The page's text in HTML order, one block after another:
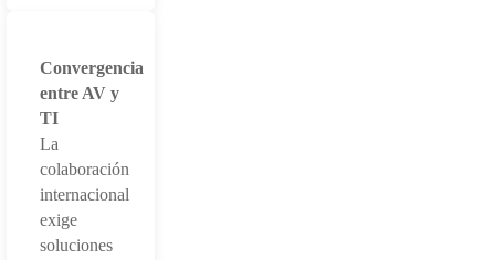
Convergencia
entre AV y
TI
La
colaboración
internacional
exige
soluciones